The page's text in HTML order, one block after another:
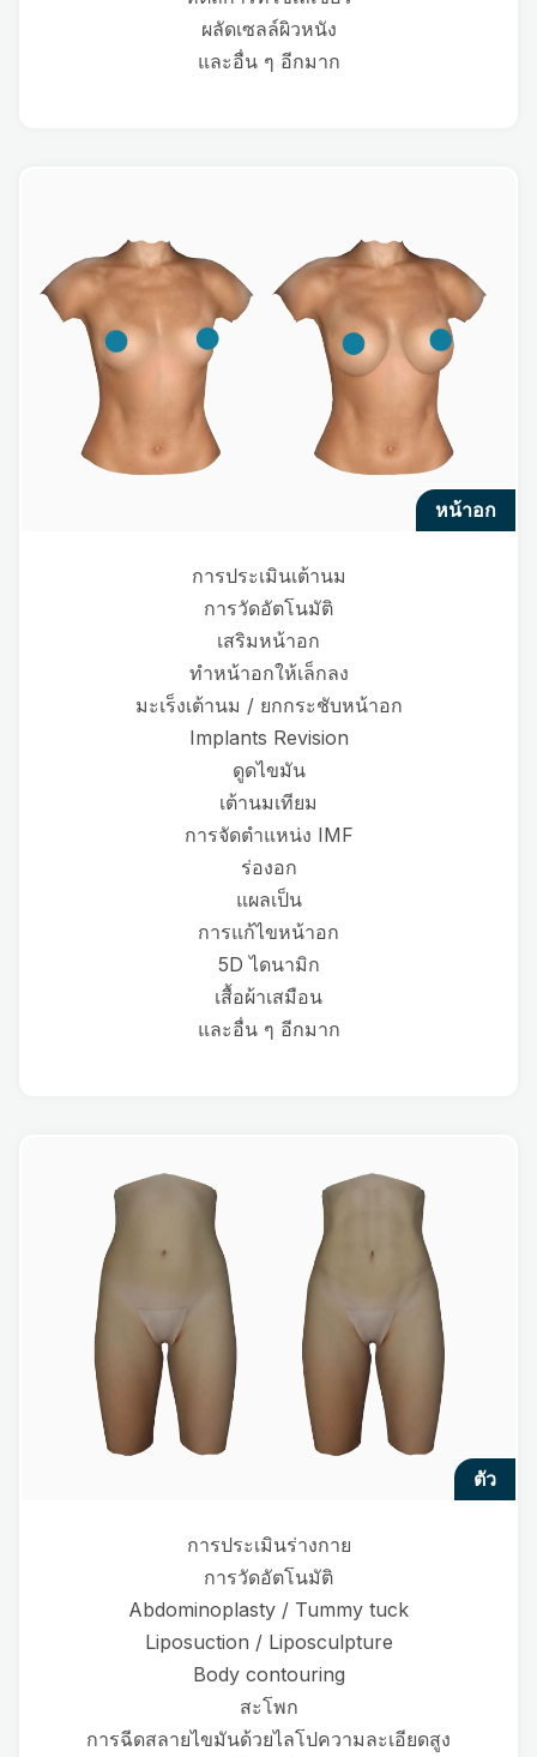
ผลัดเซลล์ผิวหนัง
และอื่น ๆ อีกมาก
หน้าอก
การประเมินเต้านม
การวัดอัตโนมัติ
เสริมหน้าอก
ทำหน้าอกให้เล็กลง
มะเร็งเต้านม / ยกกระชับหน้าอก
Implants Revision
ดูดไขมัน
เต้านมเทียม
การจัดตำแหน่ง IMF
ร่องอก
แผลเป็น
การแก้ไขหน้าอก
5D ไดนามิก
เสื้อผ้าเสมือน
และอื่น ๆ อีกมาก
ตัว
การประเมินร่างกาย
การวัดอัตโนมัติ
Abdominoplasty / Tummy tuck
Liposuction / Liposculpture
Body contouring
สะโพก
การฉีดสลายไขมันด้วยไลโปความละเอียดสูง